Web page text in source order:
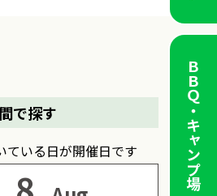
ＢＢＱ・キャンプ場
で探す
いる日が開催日です